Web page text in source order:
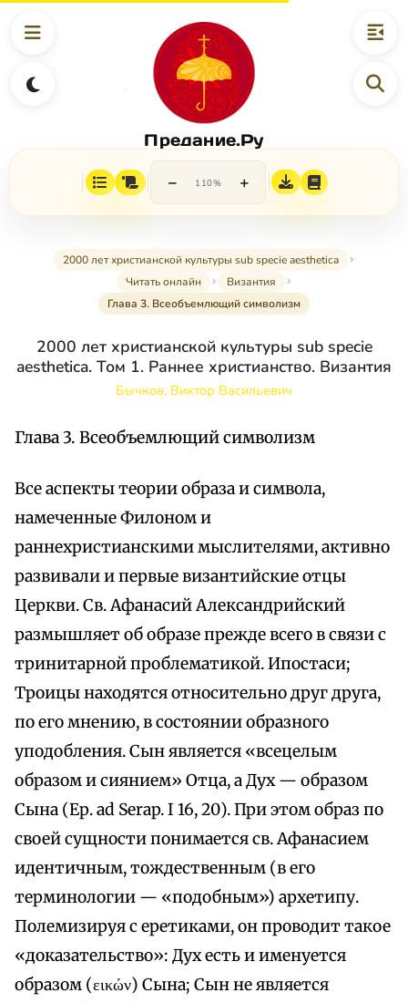
Предание.Ру
− 110% +
2000 лет христианской культуры sub specie aesthetica
Читать онлайн
Византия
Глава 3. Всеобъемлющий символизм
2000 лет христианской культуры sub specie
aesthetica. Том 1. Раннее христианство. Византия
Бычков, Виктор Васильевич
Глава 3. Всеобъемлющий символизм
Все аспекты теории образа и символа,
намеченные Филоном и
раннехристианскими мыслителями, активно
развивали и первые византийские отцы
Церкви. Св. Афанасий Александрийский
размышляет об образе прежде всего в связи с
тринитарной проблематикой. Ипостаси;
Троицы находятся относительно друг друга,
по его мнению, в состоянии образного
уподобления. Сын является «всецелым
образом и сиянием» Отца, а Дух — образом
Сына (Ер. ad Serap. I 16, 20). При этом образ по
своей сущности понимается св. Афанасием
идентичным, тождественным (в его
терминологии — «подобным») архетипу.
Полемизируя с еретиками, он проводит такое
«доказательство»: Дух есть и именуется
образом (εικών) Сына; Сын не является